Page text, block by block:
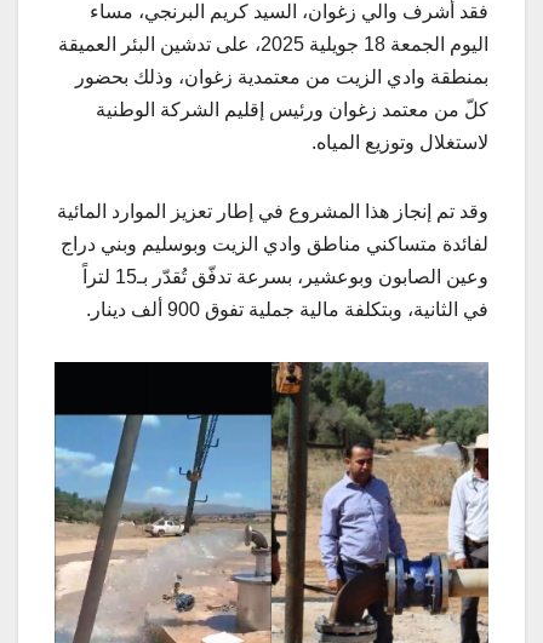
فقد أشرف والي زغوان، السيد كريم البرنجي، مساء
اليوم الجمعة 18 جويلية 2025، على تدشين البئر العميقة
بمنطقة وادي الزيت من معتمدية زغوان، وذلك بحضور
كلّ من معتمد زغوان ورئيس إقليم الشركة الوطنية
لاستغلال وتوزيع المياه.
وقد تم إنجاز هذا المشروع في إطار تعزيز الموارد المائية
لفائدة متساكني مناطق وادي الزيت وبوسليم وبني دراج
وعين الصابون وبوعشير، بسرعة تدفّق تُقدّر بـ15 لتراً
في الثانية، وبتكلفة مالية جملية تفوق 900 ألف دينار.